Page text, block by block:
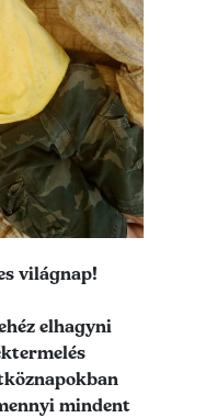
világnap!
elhagyni
mindent